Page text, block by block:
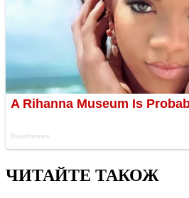
ЧИТАЙТЕ ТАКОЖ